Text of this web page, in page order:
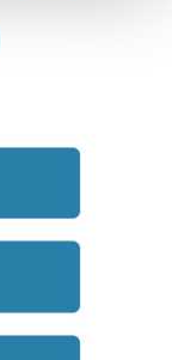
eta
zertarako
eta beren
Ikusi gure